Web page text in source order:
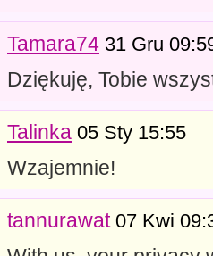
Tamara74 31 Gru
Dziękuję, Tobie
Talinka 05 Sty 15:55
Wzajemnie!
tannurawat 07 Kwi